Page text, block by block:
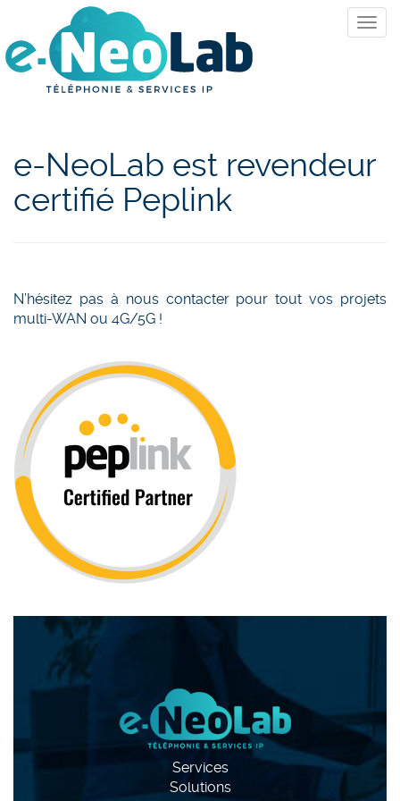
e-NeoLab est revendeur
certifié Peplink
N’hésitez pas à nous contacter pour tout vos projets
multi-WAN ou 4G/5G !
Services
Solutions